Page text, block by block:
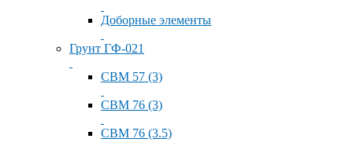
Доборные элементы
Грунт ГФ-021
СВМ 57 (3)
СВМ 76 (3)
СВМ 76 (3.5)